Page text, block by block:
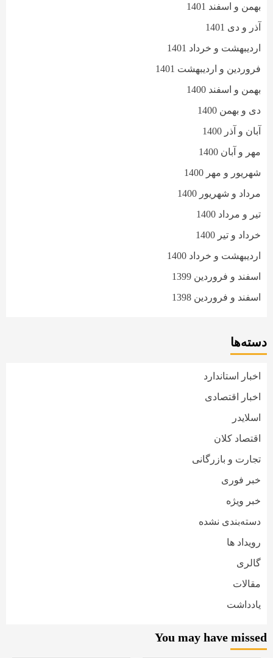
بهمن و اسفند 1401
آذر و دی 1401
اردیبهشت و خرداد 1401
فروردین و اردیبهشت 1401
بهمن و اسفند 1400
دی و بهمن 1400
آبان و آذر 1400
مهر و آبان 1400
شهریور و مهر 1400
مرداد و شهریور 1400
تیر و مرداد 1400
خرداد و تیر 1400
اردیبهشت و خرداد 1400
اسفند و فروردین 1399
اسفند و فروردین 1398
دسته‌ها
اخبار استاندارد
اخبار اقتصادی
اسلایدر
اقتصاد کلان
تجارت و بازرگانی
خبر فوری
خبر ویژه
دسته‌بندی نشده
رویداد ها
گالری
مقالات
یادداشت
You may have missed